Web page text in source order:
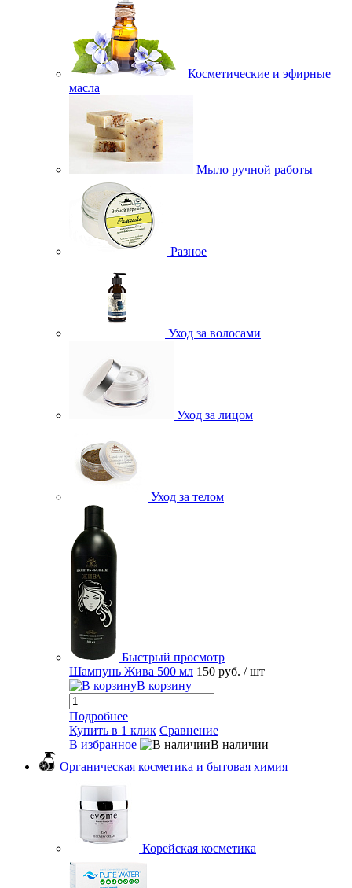
Косметические и эфирные
масла
Мыло ручной работы
Разное
Уход за волосами
Уход за лицом
Уход за телом
Быстрый просмотр
Шампунь Жива 500 мл 150 руб. / шт
В корзину
Подробнее
Купить в 1 клик Сравнение
В избранное
В наличии
Органическая косметика и бытовая химия
Корейская косметика